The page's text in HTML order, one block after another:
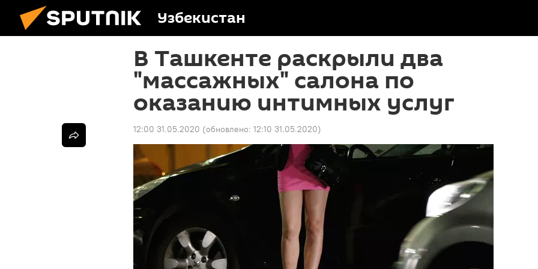
Узбекистан
В Ташкенте раскрыли два
"массажных" салона по
оказанию интимных услуг
12:00 31.05.2020 (обновлено: 12:10 31.05.2020)